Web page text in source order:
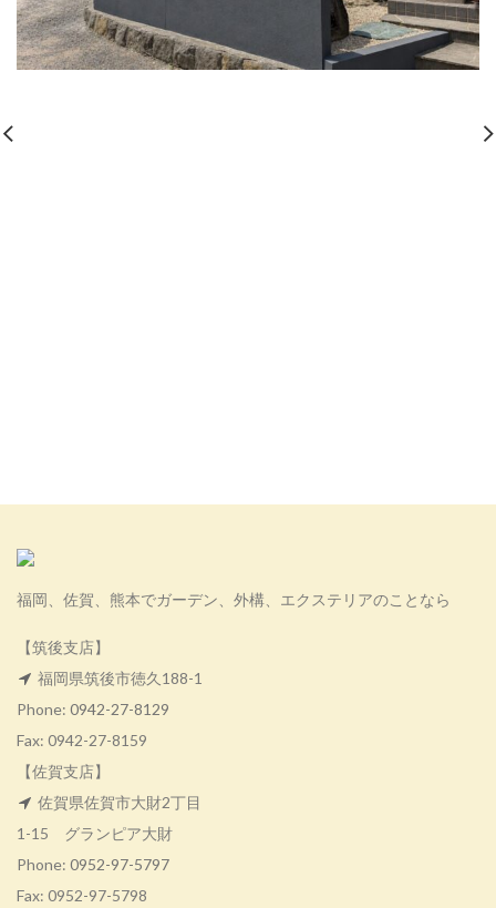
福岡、佐賀、熊本でガーデン、外構、エクステリアのことなら
【筑後支店】
福岡県筑後市徳久188-1
Phone: 0942-27-8129
Fax: 0942-27-8159
【佐賀支店】
佐賀県佐賀市大財2丁目
1-15 グランピア大財
Phone: 0952-97-5797
Fax: 0952-97-5798